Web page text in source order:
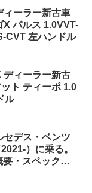
ィーラー新古車
パルス 1.0VVT-
CVT 左ハンドル
ディーラー新古
ト ティーポ 1.0
ル
セデス・ベンツ
）に乗る。
要・スペック・